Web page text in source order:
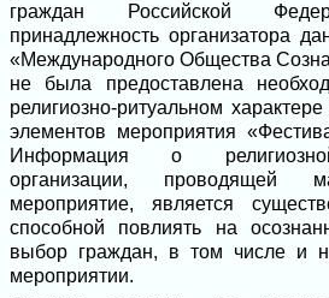
граждан Российской
принадлежность организатора
«Международного Общества
не была предоставлена
религиозно-ритуальном
элементов мероприятия
Информация о
организации, проводящей
мероприятие, является
способной повлиять на
выбор граждан, в том числе и
мероприятии.